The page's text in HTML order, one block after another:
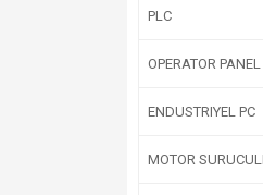
PLC
OPERATOR
ENDUSTRIYEL PC
MOTOR